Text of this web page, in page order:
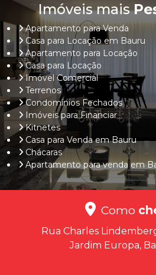
Imóveis mais
Apartamento para Venda
Casa para Locação em Bauru
Apartamento para Locação
Casa para Locação
Imóvel Comercial
Terrenos
Condomínios Fechados
Imóveis para Financiar
Kitnetes
Casa para Venda em Bauru
Chácaras
Apartamento para venda em
Como
Rua Charles
Jardim Europa,